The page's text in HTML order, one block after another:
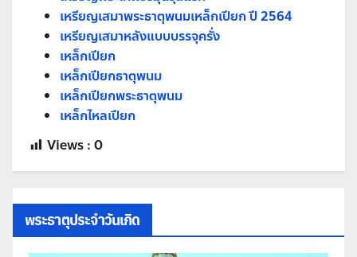
เหรียญเสมาพระธาตุพนมเหล็กเปียก ปี 2564
เหรียญเสมาหลังแบบบรรจุครั่ง
เหล็กเปียก
เหล็กเปียกธาตุพนม
เหล็กเปียกพระธาตุพนม
เหล็กไหลเปียก
Views : 0
พระธาตุประจำวันเกิด